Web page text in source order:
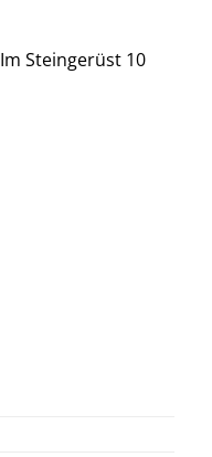
Im Steingerüst 10